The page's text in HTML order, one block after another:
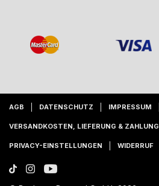
AGB DATENSCHUTZ IMPRESSUM
VERSANDKOSTEN, LIEFERUNG & ZAHLUNG
PRIVACY-EINSTELLUNGEN WIDERRUF